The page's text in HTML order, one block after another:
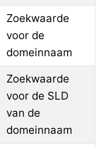
Zoekwaarde
voor de
domeinnaam
Zoekwaarde
voor de SLD
van de
domeinnaam